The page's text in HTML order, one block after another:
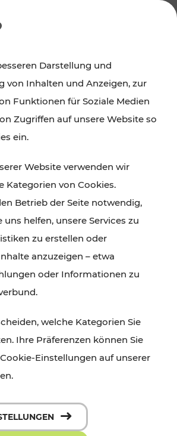
und das Burgenland
und Gastronomie,
Naturgenuss – viele
mit den Ticket- und Fahrplan-
gut und schnell erreichbar.
Darstellung und
von Inhalten und Anzeigen, zur
Funktionen für Soziale Medien
Zugriffen auf unsere Website so
ein.
Website verwenden wir
Kategorien von Cookies.
Betrieb der Seite notwendig,
helfen, unsere Services zu
zu erstellen oder
anzuzeigen – etwa
oder Informationen zu
welche Kategorien Sie
Ihre Präferenzen können Sie
Einstellungen auf unserer